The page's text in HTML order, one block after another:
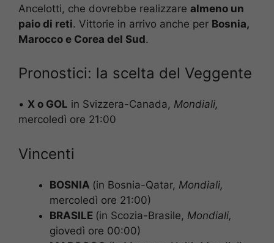
Ancelotti, che dovrebbe realizzare almeno un
paio di reti. Vittorie in arrivo anche per Bosnia,
Marocco e Corea del Sud.
Pronostici: la scelta del Veggente
• X o GOL in Svizzera-Canada, Mondiali,
mercoledì ore 21:00
Vincenti
BOSNIA (in Bosnia-Qatar, Mondiali,
mercoledì ore 21:00)
BRASILE (in Scozia-Brasile, Mondiali,
giovedì ore 00:00)